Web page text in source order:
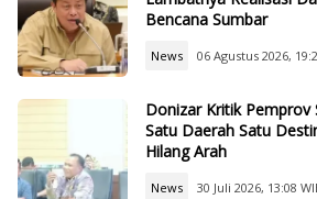
Bencana Sumbar
News 06 Agustus 2026,
Donizar Kritik Pemprov
Satu Daerah Satu
Hilang Arah
News 30 Juli 2026, 13:08